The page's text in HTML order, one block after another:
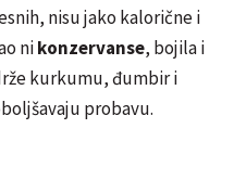
nisu jako kalorične i
nikonzervanse, bojila i
kurkumu, đumbir i
probavu.